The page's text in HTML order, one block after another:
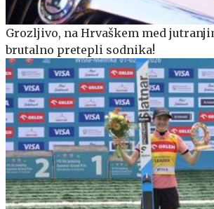
Grozljivo, na Hrvaškem med
brutalno pretepli sodnika!